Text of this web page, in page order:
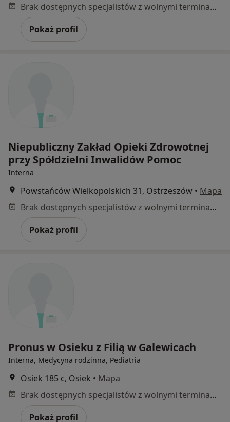
Brak dostępnych specjalistów z wolnymi terminami w tym centrum medycznym.
Pokaż profil
Niepubliczny Zakład Opieki Zdrowotnej
przy Spółdzielni Inwalidów Pomoc
Interna
Powstańców Wielkopolskich 31, Ostrzeszów • Mapa
Brak dostępnych specjalistów z wolnymi terminami w tym centrum medycznym.
Pokaż profil
Pronus w Osieku z Filią w Galewicach
Interna, Medycyna rodzinna, Pediatria
Osiek 185 c, Osiek • Mapa
Brak dostępnych specjalistów z wolnymi terminami w tym centrum medycznym.
Pokaż profil